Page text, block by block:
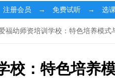
注册会员 → 免费试听 → 选
福幼师资培训学校：特色培养模式
校：特色培养